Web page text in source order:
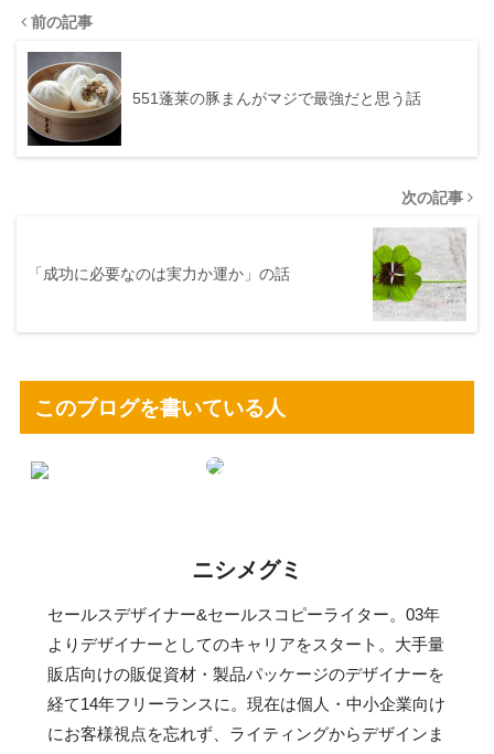
前の記事
551蓬莱の豚まんがマジで最強だと思う話
次の記事
「成功に必要なのは実力か運か」の話
このブログを書いている人
ニシメグミ
セールスデザイナー&セールスコピーライター。03年
よりデザイナーとしてのキャリアをスタート。大手量
販店向けの販促資材・製品パッケージのデザイナーを
経て14年フリーランスに。現在は個人・中小企業向け
にお客様視点を忘れず、ライティングからデザインま